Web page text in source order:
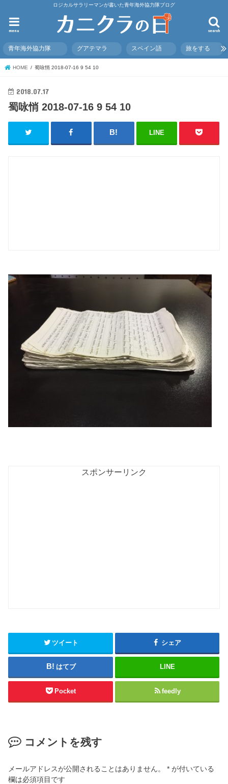
ロジカルサラリーマンが書いた青年海外協力隊ブログ
search
menu
青年海外協力隊 グアテマラ スペイン語 旅をする
HOME 蜀咏悄 2018-07-16 9 54 10
2018.07.17
蜀咏悄 2018-07-16 9 54 10
LINE
スポンサーリンク
ツイート シェア
はてブ LINE
Pocket feedly
コメントを残す
メールアドレスが公開されることはありません。 * が付いている
欄は必須項目です